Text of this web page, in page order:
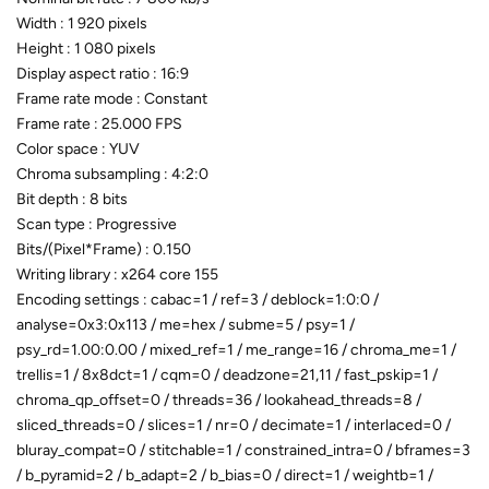
Width : 1 920 pixels
Height : 1 080 pixels
Display aspect ratio : 16:9
Frame rate mode : Constant
Frame rate : 25.000 FPS
Color space : YUV
Chroma subsampling : 4:2:0
Bit depth : 8 bits
Scan type : Progressive
Bits/(Pixel*Frame) : 0.150
Writing library : x264 core 155
Encoding settings : cabac=1 / ref=3 / deblock=1:0:0 /
analyse=0x3:0x113 / me=hex / subme=5 / psy=1 /
psy_rd=1.00:0.00 / mixed_ref=1 / me_range=16 / chroma_me=1 /
trellis=1 / 8x8dct=1 / cqm=0 / deadzone=21,11 / fast_pskip=1 /
chroma_qp_offset=0 / threads=36 / lookahead_threads=8 /
sliced_threads=0 / slices=1 / nr=0 / decimate=1 / interlaced=0 /
bluray_compat=0 / stitchable=1 / constrained_intra=0 / bframes=3
/ b_pyramid=2 / b_adapt=2 / b_bias=0 / direct=1 / weightb=1 /